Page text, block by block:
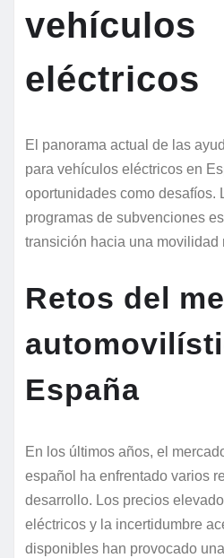
vehículos
eléctricos
El panorama actual de las
para vehículos eléctricos en
oportunidades como desafíos.
programas de subvenciones
transición hacia una movilidad
Retos del
España
En los últimos años, el
español ha enfrentado varios
desarrollo. Los precios
eléctricos y la incertidumbre
disponibles han provocado